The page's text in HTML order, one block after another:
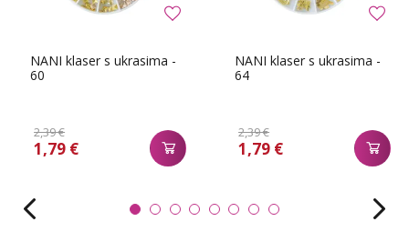
NANI klaser s ukrasima -
60
2,39 €
1,79 €
NANI klaser s ukrasima -
64
2,39 €
1,79 €